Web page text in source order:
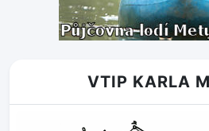
VTIP KARLA